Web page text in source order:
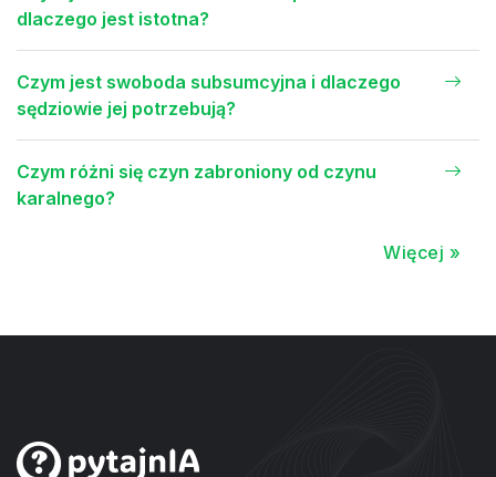
dlaczego jest istotna?
Czym jest swoboda subsumcyjna i dlaczego
sędziowie jej potrzebują?
Czym różni się czyn zabroniony od czynu
karalnego?
Więcej »